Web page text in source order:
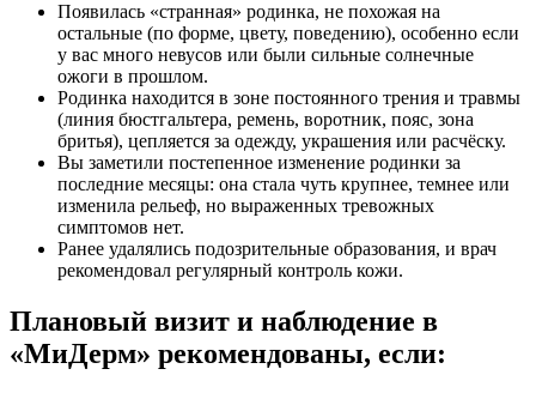
Появилась «странная» родинка, не похожая на
остальные (по форме, цвету, поведению), особенно если
у вас много невусов или были сильные солнечные
ожоги в прошлом.
Родинка находится в зоне постоянного трения и травмы
(линия бюстгальтера, ремень, воротник, пояс, зона
бритья), цепляется за одежду, украшения или расчёску.
Вы заметили постепенное изменение родинки за
последние месяцы: она стала чуть крупнее, темнее или
изменила рельеф, но выраженных тревожных
симптомов нет.
Ранее удалялись подозрительные образования, и врач
рекомендовал регулярный контроль кожи.
Плановый визит и наблюдение в
«МиДерм» рекомендованы, если: